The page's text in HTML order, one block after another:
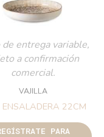
de entrega variable,
a confirmación
comercial.
VAJILLA
ENSALADERA 22CM
PARA